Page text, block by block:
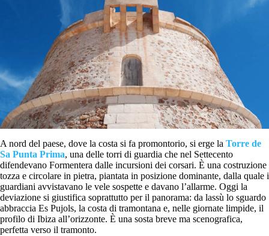
A nord del paese, dove la costa si fa promontorio, si erge la Torre de
Sa Punta Prima, una delle torri di guardia che nel Settecento
difendevano Formentera dalle incursioni dei corsari. È una costruzione
tozza e circolare in pietra, piantata in posizione dominante, dalla quale i
guardiani avvistavano le vele sospette e davano l’allarme. Oggi la
deviazione si giustifica soprattutto per il panorama: da lassù lo sguardo
abbraccia Es Pujols, la costa di tramontana e, nelle giornate limpide, il
profilo di Ibiza all’orizzonte. È una sosta breve ma scenografica,
perfetta verso il tramonto.